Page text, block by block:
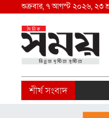
শুক্রবার, ৭ আগস্ট ২০২৬, ২৩